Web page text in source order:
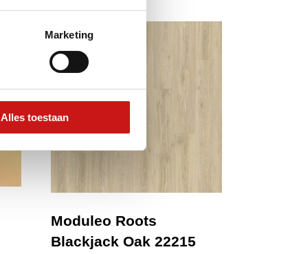
Marketing
Alles toestaan
Moduleo Roots
Blackjack Oak 22215